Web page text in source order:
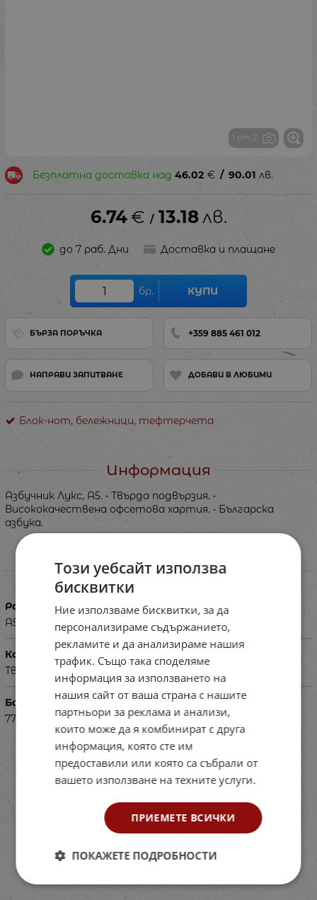
1 от 2
Безплатна доставка над 46.02 € / 90.01 лв.
6.74€ / 13.18 лв.
до 7 раб. Дни Доставка и плащане
бр. КУПИ
БЪРЗА ПОРЪЧКА +359 885 461 012
НАПРАВИ ЗАПИТВАНЕ ДОБАВИ В ЛЮБИМИ
Блок-нот, бележници, тефтерчета
Информация
Азбучник Лукс, A5. • Твърда подвързия. •
Висококачествена офсетова хартия. • Българска
азбука.
Характеристики
Размери в см
A5
Корица
Твърда
Баркод (ISBN, UPC, др.)
77US1590100025
Този уебсайт използва
бисквитки
Ние използваме бисквитки, за да
персонализираме съдържанието,
рекламите и да анализираме нашия
трафик. Също така споделяме
информация за използването на
нашия сайт от ваша страна с нашите
партньори за реклама и анализи,
които може да я комбинират с друга
информация, която сте им
предоставили или която са събрали от
вашето използване на техните услуги.
ПРИЕМЕТЕ ВСИЧКИ
ПОКАЖЕТЕ ПОДРОБНОСТИ